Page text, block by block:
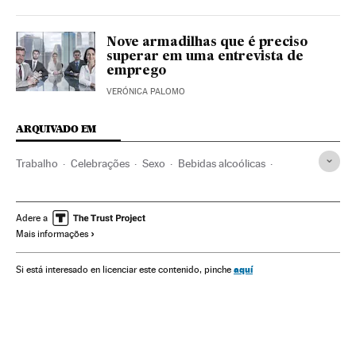
Nove armadilhas que é preciso
superar em uma entrevista de
emprego
VERÓNICA PALOMO
ARQUIVADO EM
Trabalho Celebrações Sexo Bebidas alcoólicas
Estilo vida
Adere a
Mais informações
Si está interesado en licenciar este contenido, pinche aquí